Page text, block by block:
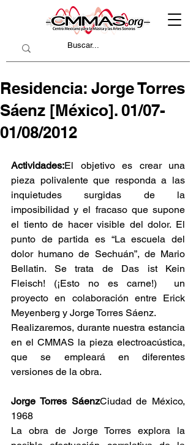
Residencia: Jorge Torres
Sáenz [México]. 01/07-
01/08/2012
Actividades:El objetivo es crear una
pieza polivalente que responda a las
inquietudes surgidas de la
imposibilidad y el fracaso que supone
el tiento de hacer visible del dolor. El
punto de partida es “La escuela del
dolor humano de Sechuán”, de Mario
Bellatin. Se trata de Das ist Kein
Fleisch! (¡Esto no es carne!)  un
proyecto en colaboración entre Erick
Meyenberg y Jorge Torres Sáenz.
Realizaremos, durante nuestra estancia
en el CMMAS la pieza electroacústica,
que se empleará en diferentes
versiones de la obra.
Jorge Torres SáenzCiudad de México,
1968
La obra de Jorge Torres explora la